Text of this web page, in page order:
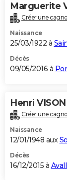
Marguerite
Créer une
Naissance
25/03/1922 à
Décès
09/05/2016 à
Henri
Créer une
Naissance
12/01/1948 aux
Décès
16/12/2015 à